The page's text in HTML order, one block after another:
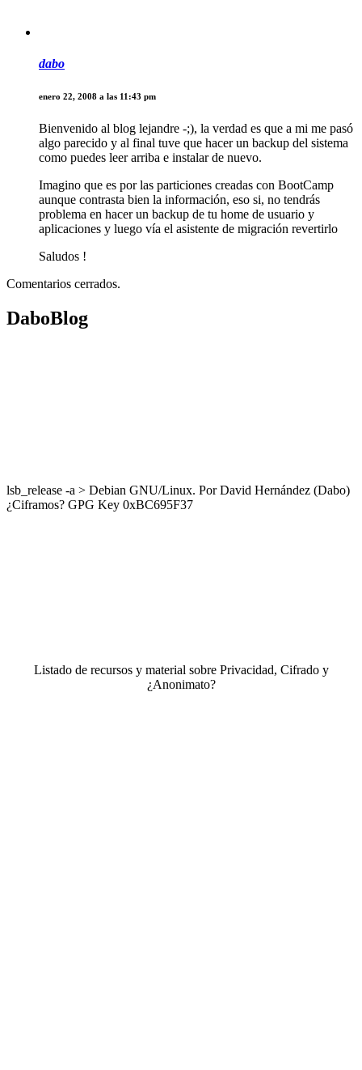
dabo
enero 22, 2008 a las 11:43 pm
Bienvenido al blog lejandre -;), la verdad es que a mi me pasó
algo parecido y al final tuve que hacer un backup del sistema
como puedes leer arriba e instalar de nuevo.
Imagino que es por las particiones creadas con BootCamp
aunque contrasta bien la información, eso si, no tendrás
problema en hacer un backup de tu home de usuario y
aplicaciones y luego vía el asistente de migración revertirlo
Saludos !
Comentarios cerrados.
DaboBlog
lsb_release -a > Debian GNU/Linux. Por David Hernández (Dabo)
¿Ciframos? GPG Key 0xBC695F37
Listado de recursos y material sobre Privacidad, Cifrado y
¿Anonimato?